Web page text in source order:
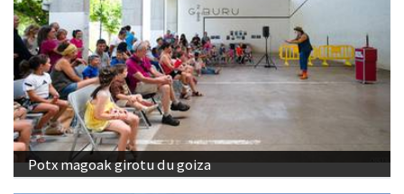
Potx magoak girotu du goiza